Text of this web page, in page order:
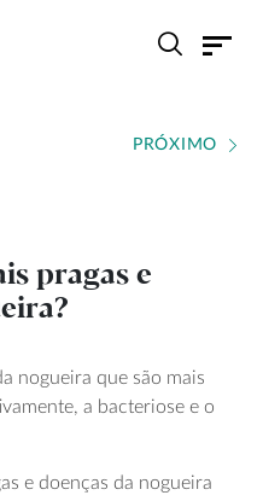
PRÓXIMO
pragas e
nogueira que são mais
a bacteriose e o
e doenças da nogueira